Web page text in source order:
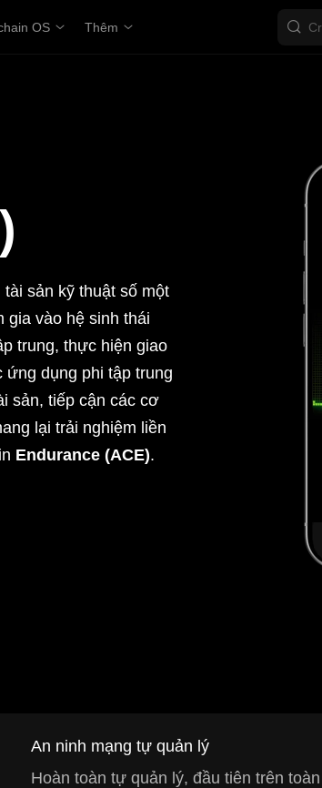
OS Thêm
sản kỹ thuật số một
gia vào hệ sinh thái
trung, thực hiện giao
dụng phi tập trung
sản, tiếp cận các cơ
lại trải nghiệm liền
Endurance (ACE).
An ninh mạng tự quản lý
Hoàn toàn tự quản lý, đầu tiên trên